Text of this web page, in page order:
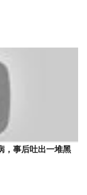
，事后吐出一堆黑